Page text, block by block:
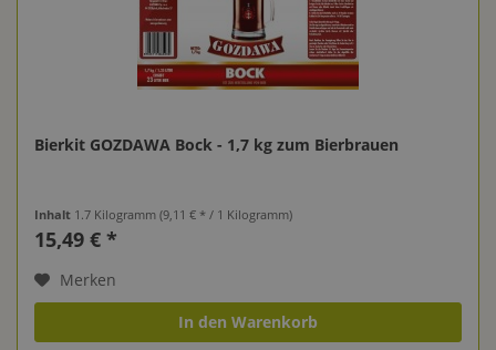
Bierkit GOZDAWA Bock - 1,7 kg zum Bierbrauen
Inhalt 1.7 Kilogramm(9,11 € * / 1 Kilogramm)
15,49 € *
Merken
In den Warenkorb